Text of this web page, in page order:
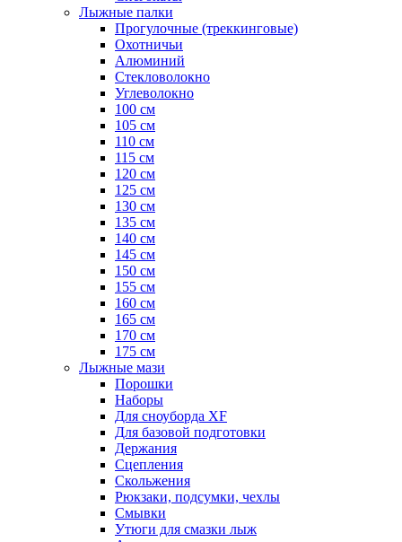
Лыжные палки
Прогулочные (треккинговые)
Охотничьи
Алюминий
Стекловолокно
Углеволокно
100 см
105 см
110 см
115 см
120 см
125 см
130 см
135 см
140 см
145 см
150 см
155 см
160 см
165 см
170 см
175 см
Лыжные мази
Порошки
Наборы
Для сноуборда XF
Для базовой подготовки
Держания
Сцепления
Скольжения
Рюкзаки, подсумки, чехлы
Смывки
Утюги для смазки лыж